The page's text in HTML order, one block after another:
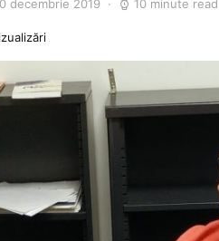
decembrie 2019 10 minute read